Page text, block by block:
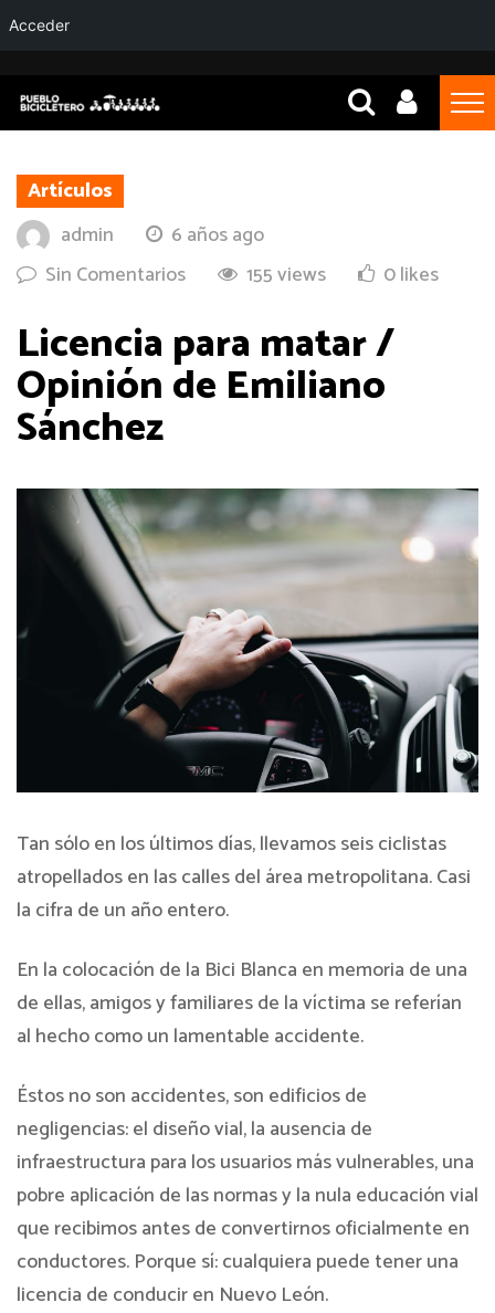
Artículos
admin
6 años ago
Sin Comentarios
155 views 0 likes
Licencia para matar /
Opinión de Emiliano
Sánchez
Tan sólo en los últimos días, llevamos seis ciclistas
atropellados en las calles del área metropolitana. Casi
la cifra de un año entero.
En la colocación de la Bici Blanca en memoria de una
de ellas, amigos y familiares de la víctima se referían
al hecho como un lamentable accidente.
Éstos no son accidentes, son edificios de
negligencias: el diseño vial, la ausencia de
infraestructura para los usuarios más vulnerables, una
pobre aplicación de las normas y la nula educación vial
que recibimos antes de convertirnos oficialmente en
conductores. Porque sí: cualquiera puede tener una
licencia de conducir en Nuevo León.
Acceder